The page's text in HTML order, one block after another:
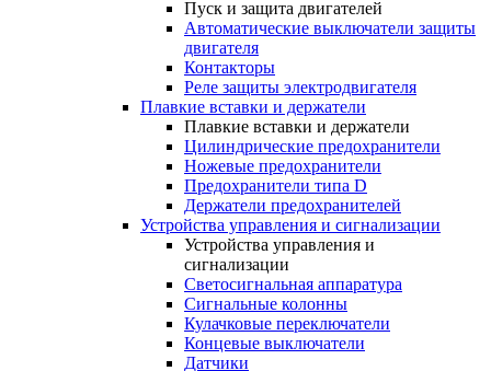
Пуск и защита двигателей
Автоматические выключатели защиты
двигателя
Контакторы
Реле защиты электродвигателя
Плавкие вставки и держатели
Плавкие вставки и держатели
Цилиндрические предохранители
Ножевые предохранители
Предохранители типа D
Держатели предохранителей
Устройства управления и сигнализации
Устройства управления и
сигнализации
Светосигнальная аппаратура
Сигнальные колонны
Кулачковые переключатели
Концевые выключатели
Датчики